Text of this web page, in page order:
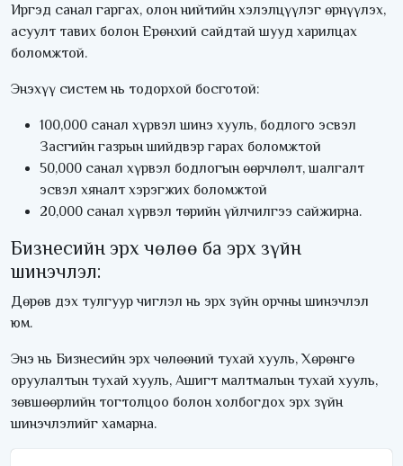
Иргэд санал гаргах, олон нийтийн хэлэлцүүлэг өрнүүлэх,
асуулт тавих болон Ерөнхий сайдтай шууд харилцах
боломжтой.
Энэхүү систем нь тодорхой босготой:
100,000 санал хүрвэл шинэ хууль, бодлого эсвэл
Засгийн газрын шийдвэр гарах боломжтой
50,000 санал хүрвэл бодлогын өөрчлөлт, шалгалт
эсвэл хяналт хэрэгжих боломжтой
20,000 санал хүрвэл төрийн үйлчилгээ сайжирна.
Бизнесийн эрх чөлөө ба эрх зүйн
шинэчлэл:
Дөрөв дэх тулгуур чиглэл нь эрх зүйн орчны шинэчлэл
юм.
Энэ нь Бизнесийн эрх чөлөөний тухай хууль, Хөрөнгө
оруулалтын тухай хууль, Ашигт малтмалын тухай хууль,
зөвшөөрлийн тогтолцоо болон холбогдох эрх зүйн
шинэчлэлийг хамарна.